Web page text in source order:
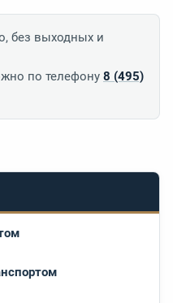
без выходных и
по телефону 8 (495)